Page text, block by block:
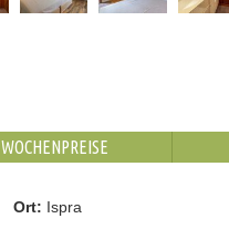
WOCHENPREISE
Ort: Ispra